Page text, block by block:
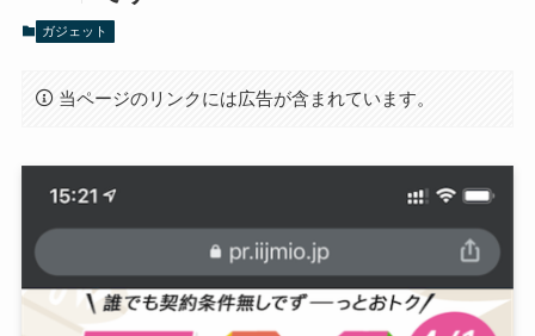
ガジェット
当ページのリンクには広告が含まれています。